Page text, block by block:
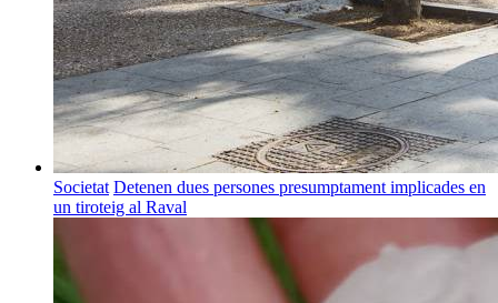
Societat Detenen dues persones presumptament implicades en
un tiroteig al Raval